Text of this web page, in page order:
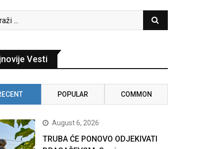
Vesti
POPULAR COMMON
August 6, 2026
TRUBA ĆE PONOVO ODJEKIVATI